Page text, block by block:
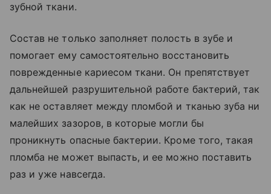
зубной ткани.
Состав не только заполняет полость в зубе и
помогает ему самостоятельно восстановить
поврежденные кариесом ткани. Он препятствует
дальнейшей разрушительной работе бактерий, так
как не оставляет между пломбой и тканью зуба ни
малейших зазоров, в которые могли бы
проникнуть опасные бактерии. Кроме того, такая
пломба не может выпасть, и ее можно поставить
раз и уже навсегда.